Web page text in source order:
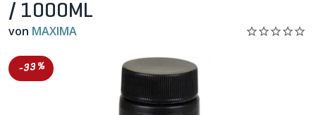
/ 1000ML
von MAXIMA
-33%